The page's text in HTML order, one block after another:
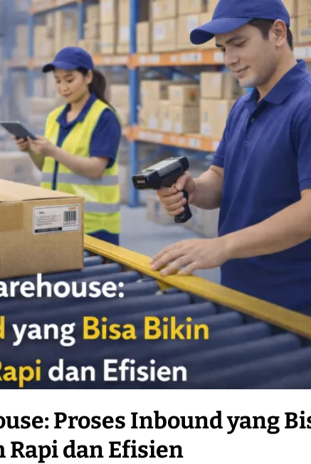
Proses Inbound yang
Rapi dan Efisien